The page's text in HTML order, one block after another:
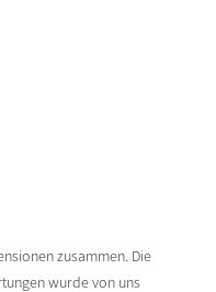
zusammen. Die
wurde von uns